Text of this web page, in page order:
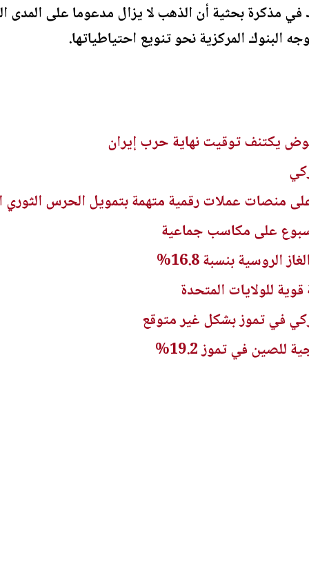
مذكرة بحثية أن الذهب لا يزال مدعوما على المدى
البنوك المركزية نحو تنويع احتياطياتها.
يكتنف توقيت نهاية حرب إيران
عملات رقمية متهمة بتمويل الحرس الثوري
على مكاسب جماعية
بنسبة 16.8%
للولايات المتحدة
في تموز بشكل غير متوقع
في تموز 19.2%